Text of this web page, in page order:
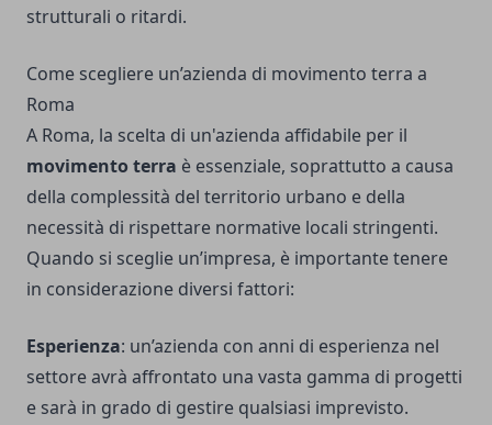
strutturali o ritardi.
Come scegliere un’azienda di movimento terra a
Roma
A Roma, la scelta di un'azienda affidabile per il
movimento terra è essenziale, soprattutto a causa
della complessità del territorio urbano e della
necessità di rispettare normative locali stringenti.
Quando si sceglie un’impresa, è importante tenere
in considerazione diversi fattori:
Esperienza: un’azienda con anni di esperienza nel
settore avrà affrontato una vasta gamma di progetti
e sarà in grado di gestire qualsiasi imprevisto.